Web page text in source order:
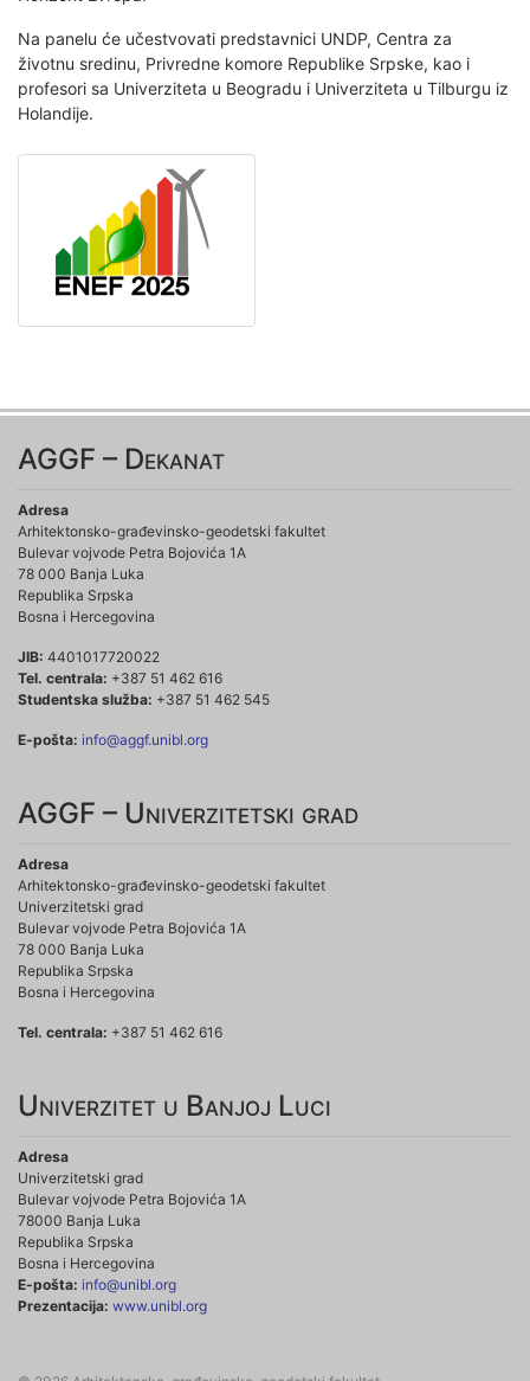
Na panelu će učestvovati predstavnici UNDP, Centra za
životnu sredinu, Privredne komore Republike Srpske, kao i
profesori sa Univerziteta u Beogradu i Univerziteta u Tilburgu iz
Holandije.
AGGF – Dekanat
Adresa
Arhitektonsko-građevinsko-geodetski fakultet
Bulevar vojvode Petra Bojovića 1A
78 000 Banja Luka
Republika Srpska
Bosna i Hercegovina
JIB: 4401017720022
Tel. centrala: +387 51 462 616
Studentska služba: +387 51 462 545
E-pošta: info@aggf.unibl.org
AGGF – Univerzitetski grad
Adresa
Arhitektonsko-građevinsko-geodetski fakultet
Univerzitetski grad
Bulevar vojvode Petra Bojovića 1A
78 000 Banja Luka
Republika Srpska
Bosna i Hercegovina
Tel. centrala: +387 51 462 616
Univerzitet u Banjoj Luci
Adresa
Univerzitetski grad
Bulevar vojvode Petra Bojovića 1A
78000 Banja Luka
Republika Srpska
Bosna i Hercegovina
E-pošta: info@unibl.org
Prezentacija: www.unibl.org